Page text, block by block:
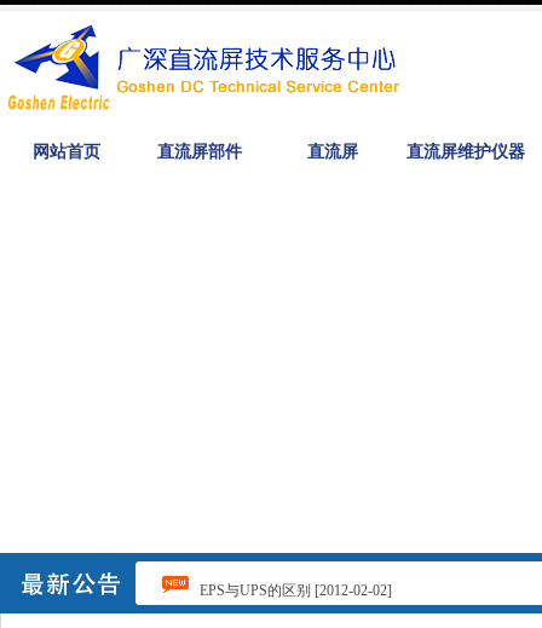
网站首页 直流屏部件 直流屏 直流屏维护仪器
EPS与UPS的区别 [2012-02-02]
EPS与UPS的区别 [2012-02-02]